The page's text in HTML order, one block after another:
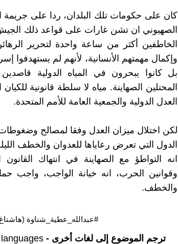
كان على حكومات تلك البلدان، ردا على جريمة
الصهيوني ان تشن غارات على قواعد ذلك الجيش
الخاطفين أكثر من ساعة واحدة لتحرير
وإكمال مهمتهم الأنسانية، لأنهم لم يستهدفوا
بل كانوا يبحرون في المياه الدولية
المحتلين الصهاينة. مياه لا سلطة قانونية
العدل الدولية والجمعية العامة للأمم المتحدة.
لكن اختلال ميزان العدل وفقا لمصالح
الدول التي تعرض رعاياها للعدوان والخطف
انه التواطؤ مع الصهاينة في انتهاك القانون
وقوانين الحرب، انه خيانة الواجب، واجب
والخطف.
#عبدالله_عطية_شناوة
ترجم الموضوع إلى لغات أخرى -